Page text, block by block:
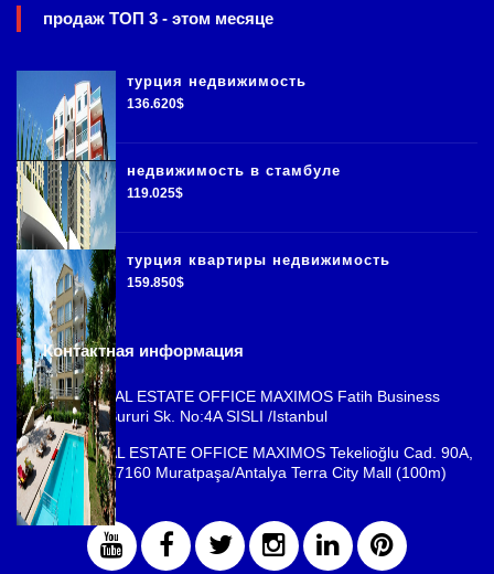
продаж ТОП 3 - этом месяце
турция недвижимость
136.620$
недвижимость в стамбуле
119.025$
турция квартиры недвижимость
159.850$
Контактная информация
ISTANBUL REAL ESTATE OFFICE MAXIMOS Fatih Business
Park, Cemal Sururi Sk. No:4A SISLI /Istanbul
ANTALYA REAL ESTATE OFFICE MAXIMOS Tekelioğlu Cad. 90A,
Fener Mah., 07160 Muratpaşa/Antalya Terra City Mall (100m)